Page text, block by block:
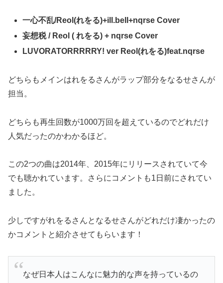
一心不乱/Reol(れをる)+ill.bell+nqrse Cover
妄想税 / Reol ( れをる) + nqrse Cover
LUVORATORRRRRY! ver Reol(れをる)feat.nqrse
どちらもメインはれをるさんがラップ部分をなるせさんが
担当。
どちらも再生回数が1000万回を超えているのでどれだけ
人気だったのかわかるほど。
この2つの曲は2014年、2015年にリリースされていて今
でも聴かれています。さらにコメントも1日前にされてい
ました。
少しですがれをるさんとなるせさんがどれだけ凄かったの
かコメントと紹介させてもらいます！
なぜ日本人はこんなに魅力的な声を持っているの